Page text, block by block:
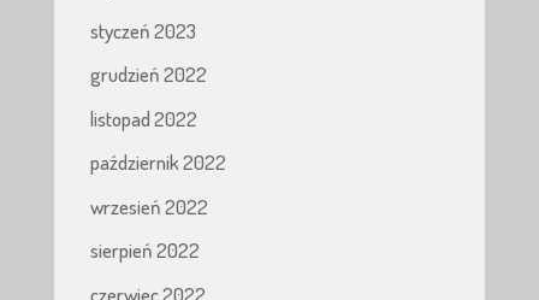
styczeń 2023
grudzień 2022
listopad 2022
październik 2022
wrzesień 2022
sierpień 2022
czerwiec 2022